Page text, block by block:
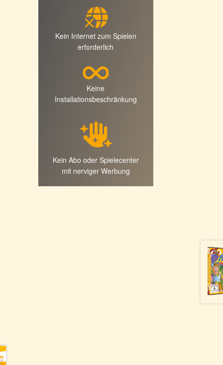
Kein Internet zum Spielen
erforderlich
Keine
Installationsbeschränkung
Kein Abo oder Spielecenter
mit nerviger Werbung